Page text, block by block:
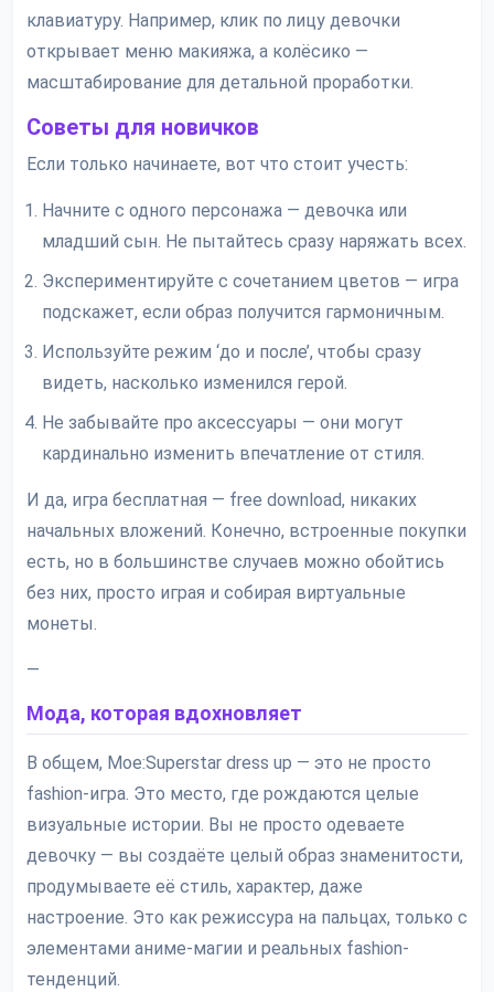
клавиатуру. Например, клик по лицу девочки
открывает меню макияжа, а колёсико —
масштабирование для детальной проработки.
Советы для новичков
Если только начинаете, вот что стоит учесть:
Начните с одного персонажа — девочка или
младший сын. Не пытайтесь сразу наряжать всех.
Экспериментируйте с сочетанием цветов — игра
подскажет, если образ получится гармоничным.
Используйте режим ‘до и после’, чтобы сразу
видеть, насколько изменился герой.
Не забывайте про аксессуары — они могут
кардинально изменить впечатление от стиля.
И да, игра бесплатная — free download, никаких
начальных вложений. Конечно, встроенные покупки
есть, но в большинстве случаев можно обойтись
без них, просто играя и собирая виртуальные
монеты.
—
Мода, которая вдохновляет
В общем, Moe:Superstar dress up — это не просто
fashion-игра. Это место, где рождаются целые
визуальные истории. Вы не просто одеваете
девочку — вы создаёте целый образ знаменитости,
продумываете её стиль, характер, даже
настроение. Это как режиссура на пальцах, только с
элементами аниме-магии и реальных fashion-
тенденций.